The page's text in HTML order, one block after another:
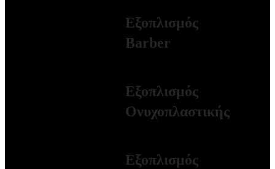
Εξοπλισμός
Barber
Εξοπλισμός
Ονυχοπλαστικής
Εξοπλισμός